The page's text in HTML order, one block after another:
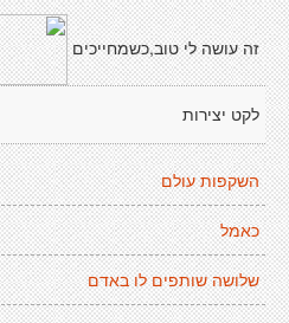
זה עושה לי טוב,כשמחייכים
לקט יצירות
השקפות עולם
כאמל
שלושה שותפים לו באדם